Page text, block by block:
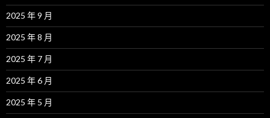
2025 年 9 月
2025 年 8 月
2025 年 7 月
2025 年 6 月
2025 年 5 月